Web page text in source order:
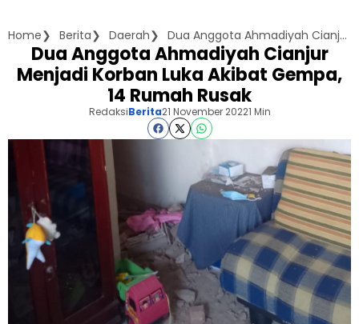
Home Berita Daerah Dua Anggota Ahmadiyah Cianjur Menjadi Korban Luka Akibat Gempa, 14 Rumah Rusak
Dua Anggota Ahmadiyah Cianjur
Menjadi Korban Luka Akibat Gempa,
14 Rumah Rusak
RedaksiBerita21 November 20221 Min